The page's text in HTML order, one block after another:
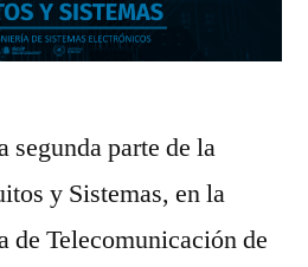
segunda parte de la
y Sistemas, en la
de Telecomunicación de